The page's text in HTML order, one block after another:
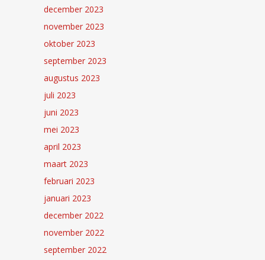
december 2023
november 2023
oktober 2023
september 2023
augustus 2023
juli 2023
juni 2023
mei 2023
april 2023
maart 2023
februari 2023
januari 2023
december 2022
november 2022
september 2022